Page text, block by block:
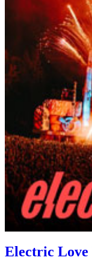
Electric Love